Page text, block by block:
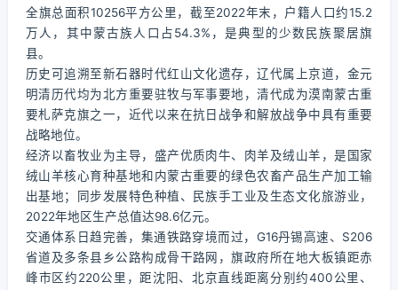
全旗总面积10256平方公里，截至2022年末，户籍人口约15.2
万人，其中蒙古族人口占54.3%，是典型的少数民族聚居旗
县。
历史可追溯至新石器时代红山文化遗存，辽代属上京道，金元
明清历代均为北方重要驻牧与军事要地，清代成为漠南蒙古重
要札萨克旗之一，近代以来在抗日战争和解放战争中具有重要
战略地位。
经济以畜牧业为主导，盛产优质肉牛、肉羊及绒山羊，是国家
绒山羊核心育种基地和内蒙古重要的绿色农畜产品生产加工输
出基地；同步发展特色种植、民族手工业及生态文化旅游业，
2022年地区生产总值达98.6亿元。
交通体系日趋完善，集通铁路穿境而过，G16丹锡高速、S206
省道及多条县乡公路构成骨干路网，旗政府所在地大板镇距赤
峰市区约220公里，距沈阳、北京直线距离分别约400公里、